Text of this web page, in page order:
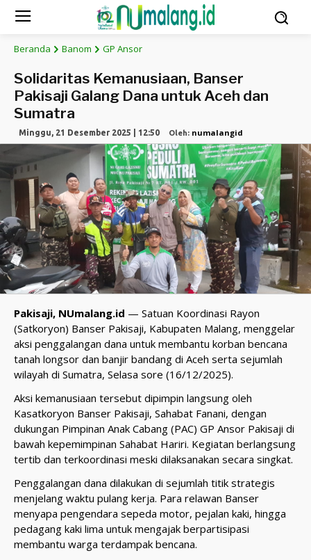
Beranda Banom GP Ansor
Solidaritas Kemanusiaan, Banser
Pakisaji Galang Dana untuk Aceh dan
Sumatra
Minggu, 21 Desember 2025 | 12:50 Oleh: numalangid
Pakisaji, NUmalang.id — Satuan Koordinasi Rayon
(Satkoryon) Banser Pakisaji, Kabupaten Malang, menggelar
aksi penggalangan dana untuk membantu korban bencana
tanah longsor dan banjir bandang di Aceh serta sejumlah
wilayah di Sumatra, Selasa sore (16/12/2025).
Aksi kemanusiaan tersebut dipimpin langsung oleh
Kasatkoryon Banser Pakisaji, Sahabat Fanani, dengan
dukungan Pimpinan Anak Cabang (PAC) GP Ansor Pakisaji di
bawah kepemimpinan Sahabat Hariri. Kegiatan berlangsung
tertib dan terkoordinasi meski dilaksanakan secara singkat.
Penggalangan dana dilakukan di sejumlah titik strategis
menjelang waktu pulang kerja. Para relawan Banser
menyapa pengendara sepeda motor, pejalan kaki, hingga
pedagang kaki lima untuk mengajak berpartisipasi
membantu warga terdampak bencana.